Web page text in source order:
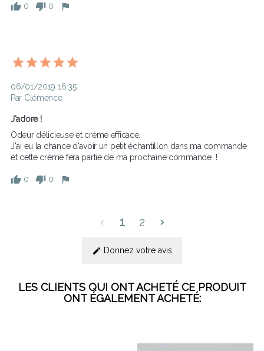
0 0
06/01/2019 16:35
Par Clémence
J'adore !
Odeur délicieuse et crème efficace.
J'ai eu la chance d'avoir un petit échantillon dans ma commande
0 0
1 2
Donnez votre avis
LES CLIENTS QUI ONT ACHETÉ CE PRODUIT
ONT ÉGALEMENT ACHETÉ: